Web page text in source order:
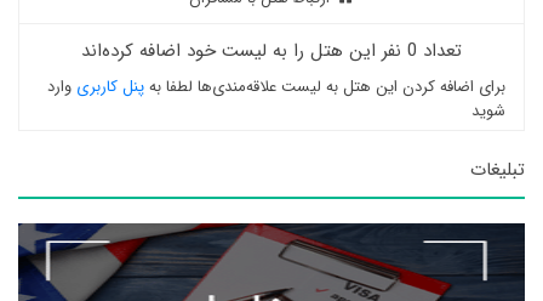
تعداد 0 نفر این هتل را به لیست خود اضافه کرده‌اند
برای اضافه کردن این هتل به لیست علاقه‌مندی‌ها لطفا بهپنل کاربری وارد
شوید
تبلیغات